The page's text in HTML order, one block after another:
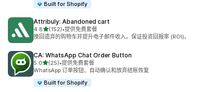
Built for Shopify
Attribuly: Abandoned cart
4.8星（满分 5 星）
(152)
总共 152 条评论
•提供免费套餐
挽回遗弃的购物车并提升电子邮件收入。保证投资回报率 (ROI)。
CA: WhatsApp Chat Order Button
5.0星（满分 5 星）
(25)
总共 25 条评论
•提供免费套餐
WhatsApp 订单按钮、自动确认和放弃结账恢复
Built for Shopify